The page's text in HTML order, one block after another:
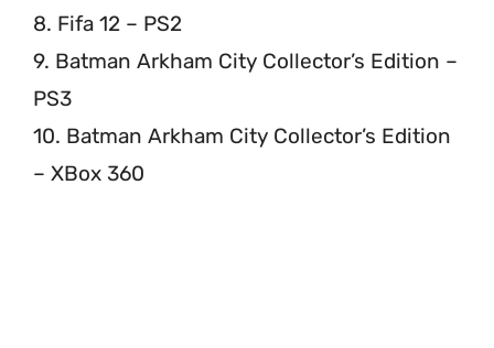
8. Fifa 12 – PS2
9. Batman Arkham City Collector’s Edition –
PS3
10. Batman Arkham City Collector’s Edition
– XBox 360